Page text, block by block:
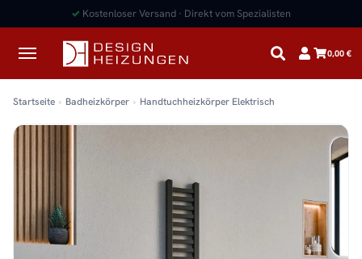
5% Rabatt sichern:Newsletter anmelden
0,00 €
Startseite Badheizkörper Handtuchheizkörper Elektrisch